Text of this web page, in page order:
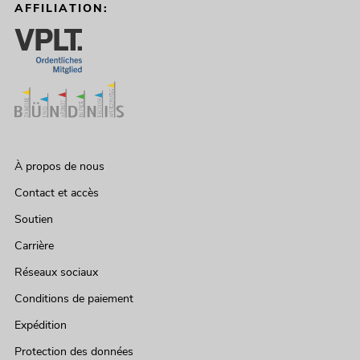
AFFILIATION:
À propos de nous
Contact et accès
Soutien
Carrière
Réseaux sociaux
Conditions de paiement
Expédition
Protection des données